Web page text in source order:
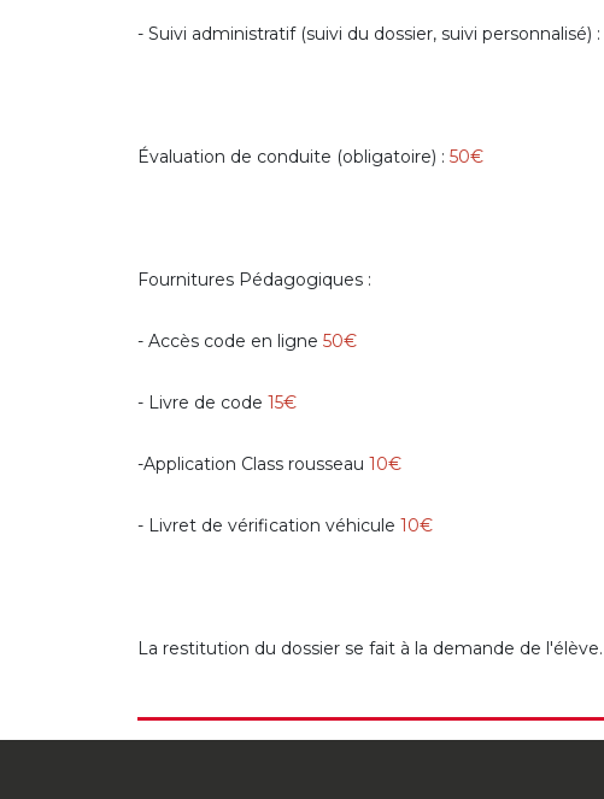
- Suivi administratif (suivi du dossier, suivi personnalisé) :
Évaluation de conduite (obligatoire) : 50€
Fournitures Pédagogiques :
- Accès code en ligne 50€
- Livre de code 15€
-Application Class rousseau 10€
- Livret de vérification véhicule 10€
La restitution du dossier se fait à la demande de l'élève.